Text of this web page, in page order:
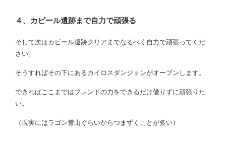
４、カビール遺跡まで自力で頑張る
そして次はカビール遺跡クリアまでなるべく自力で頑張ってくだ
さい。
そうすればその下にあるカイロスダンジョンがオープンします。
できればここまではフレンドの力をできるだけ借りずに頑張りた
い。
（現実にはラゴン雪山ぐらいからつまずくことが多い）